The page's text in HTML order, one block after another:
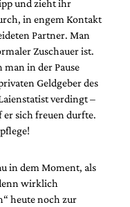
und zieht ihr
in engem Kontakt
Partner. Man
Zuschauer ist.
in der Pause
Geldgeber des
verdingt –
sich freuen durfte.
in dem Moment, als
wirklich
heute noch zur